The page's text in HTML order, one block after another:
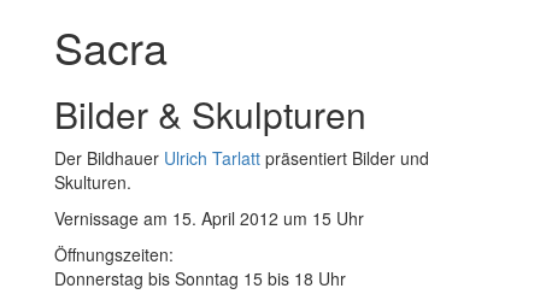
Sacra
Bilder & Skulpturen
Der Bildhauer Ulrich Tarlatt präsentiert Bilder und
Skulturen.
Vernissage am 15. April 2012 um 15 Uhr
Öffnungszeiten:
Donnerstag bis Sonntag 15 bis 18 Uhr